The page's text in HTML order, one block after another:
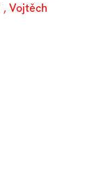
,Vojtěch